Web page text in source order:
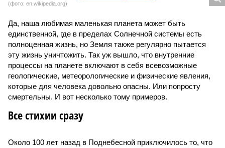
(фото: en.wikipedia.org)
Да, наша любимая маленькая планета может быть
единственной, где в пределах Солнечной системы есть
полноценная жизнь, но Земля также регулярно пытается
эту жизнь уничтожить. Так уж вышло, что внутренние
процессы на планете включают в себя всевозможные
геологические, метеорологические и физические явления,
которые для человека довольно опасны. Или попросту
смертельны. И вот несколько тому примеров.
Все стихии сразу
Около 100 лет назад в Поднебесной приключилось то, что